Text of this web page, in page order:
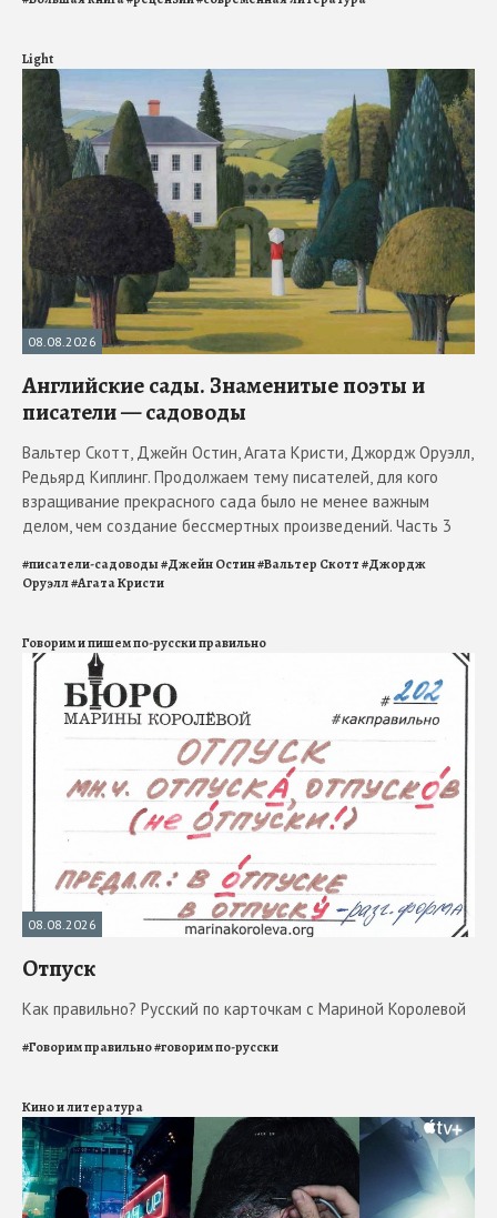
Light
08.08.2026
Английские сады. Знаменитые поэты и
писатели — садоводы
Вальтер Скотт, Джейн Остин, Агата Кристи, Джордж Оруэлл,
Редьярд Киплинг. Продолжаем тему писателей, для кого
взращивание прекрасного сада было не менее важным
делом, чем создание бессмертных произведений. Часть 3
#писатели-садоводы#Джейн Остин#Вальтер Скотт#Джордж
Оруэлл#Агата Кристи
Говорим и пишем по-русски правильно
08.08.2026
Отпуск
Как правильно? Русский по карточкам с Мариной Королевой
#Говорим правильно#говорим по-русски
Кино и литература